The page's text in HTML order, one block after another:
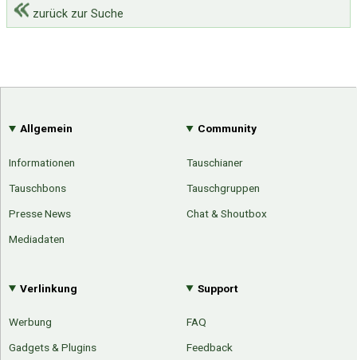
zurück zur Suche
Allgemein
Informationen
Tauschbons
Presse News
Mediadaten
Community
Tauschianer
Tauschgruppen
Chat & Shoutbox
Verlinkung
Werbung
Gadgets & Plugins
Support
FAQ
Feedback